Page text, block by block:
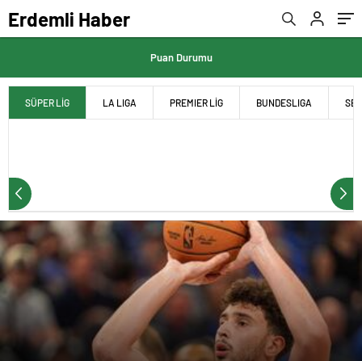
Erdemli Haber
Puan Durumu
SÜPER LİG LA LIGA PREMIER LİG BUNDESLIGA